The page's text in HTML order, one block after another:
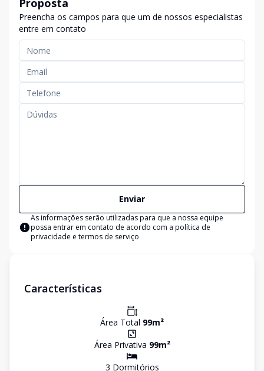
Proposta
Preencha os campos para que um de nossos especialistas
entre em contato
Enviar
As informações serão utilizadas para que a nossa equipe
possa entrar em contato de acordo com a política de
privacidade e termos de serviço
Características
Área Total 99m²
Área Privativa 99m²
3 Dormitórios